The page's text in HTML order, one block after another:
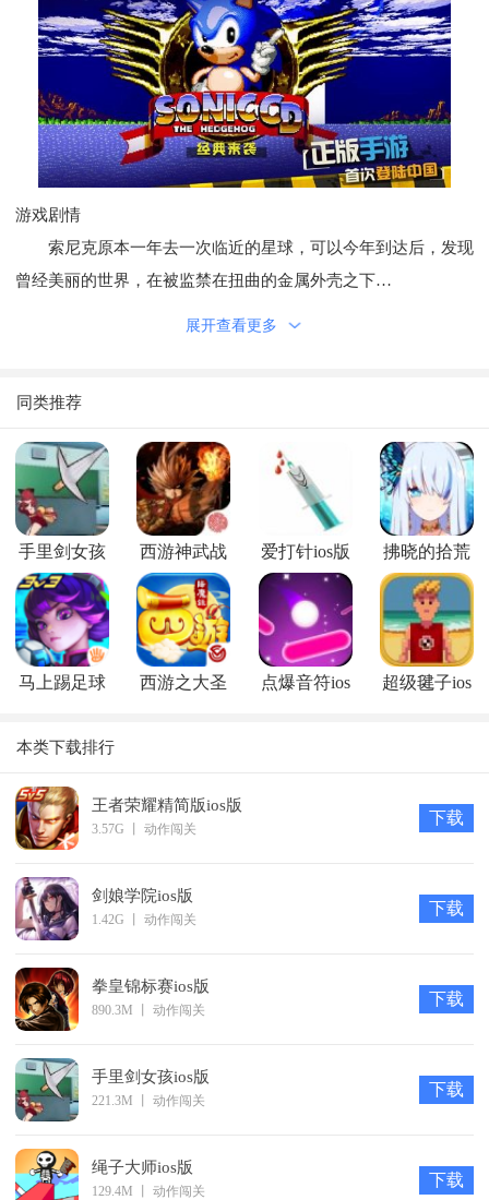
游戏剧情
索尼克原本一年去一次临近的星球，可以今年到达后，发现
曾经美丽的世界，在被监禁在扭曲的金属外壳之下…
的力量穿越时间进而打破Eggman博士的对未来持有摧毁性的机
器。
而伴随着小刺猬索尼克而来的，
是其闻名的历史与成就：
五部享誉全球的动画
十多部相关漫画及番外
全系列1.16亿套的销量
更有其经典的游戏——索尼克CD
这款正版手游也将跟随小刺猬一同登陆中国！
展开查看更多
同类推荐
手里剑女孩
ios版
西游神武战
佛ios版
爱打针ios版
拂晓的拾荒
团ios版
马上踢足球
版
西游之大圣
点爆音符ios
超级毽子ios
本类下载排行
王者荣耀精简版ios版
3.57G 动作闯关
下载
剑娘学院ios版
1.42G 动作闯关
下载
拳皇锦标赛ios版
890.3M 动作闯关
下载
手里剑女孩ios版
221.3M 动作闯关
下载
绳子大师ios版
129.4M 动作闯关
下载